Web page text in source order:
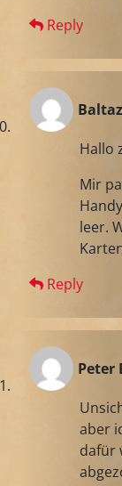
Reply
Hallo
Mir
leer.
Reply
Peter
aber
dafür